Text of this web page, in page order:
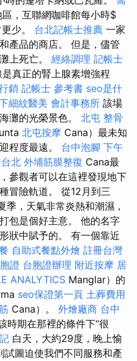
，互聯網咖啡館每小時$
少。 台北記帳士推薦 一家
產品的商店。 但是，儘管
上死亡。 經絡調理 記帳士
真正的腎上腺素增強程
銷 記帳士 參考書 seo是什
細紋醫美 會計事務所 該場
灘的光榮景色。 北屯 整骨
北屯按摩 Cana）最未知
程度最遠。 台中泡腳 下午
北 外埔筋膜整復 Cana最
參觀者可以在這裡發現地下
冒險軌道。 從12月到三
，天氣非常炎熱和潮濕，
包是個好主意。 他的名字
狀中賦予的。 有一個靠近
自助式餐點外燴 註冊台灣
證 台胞證辦理 附近按摩 居
ANALYTICS Manglar）的
seo保證第一頁 土葬費用
Cana）。 外燴廠商 台中
時期在那裡的條件下“很
白天，大約29度，晚上愉
圖迫使我們不同服務和產